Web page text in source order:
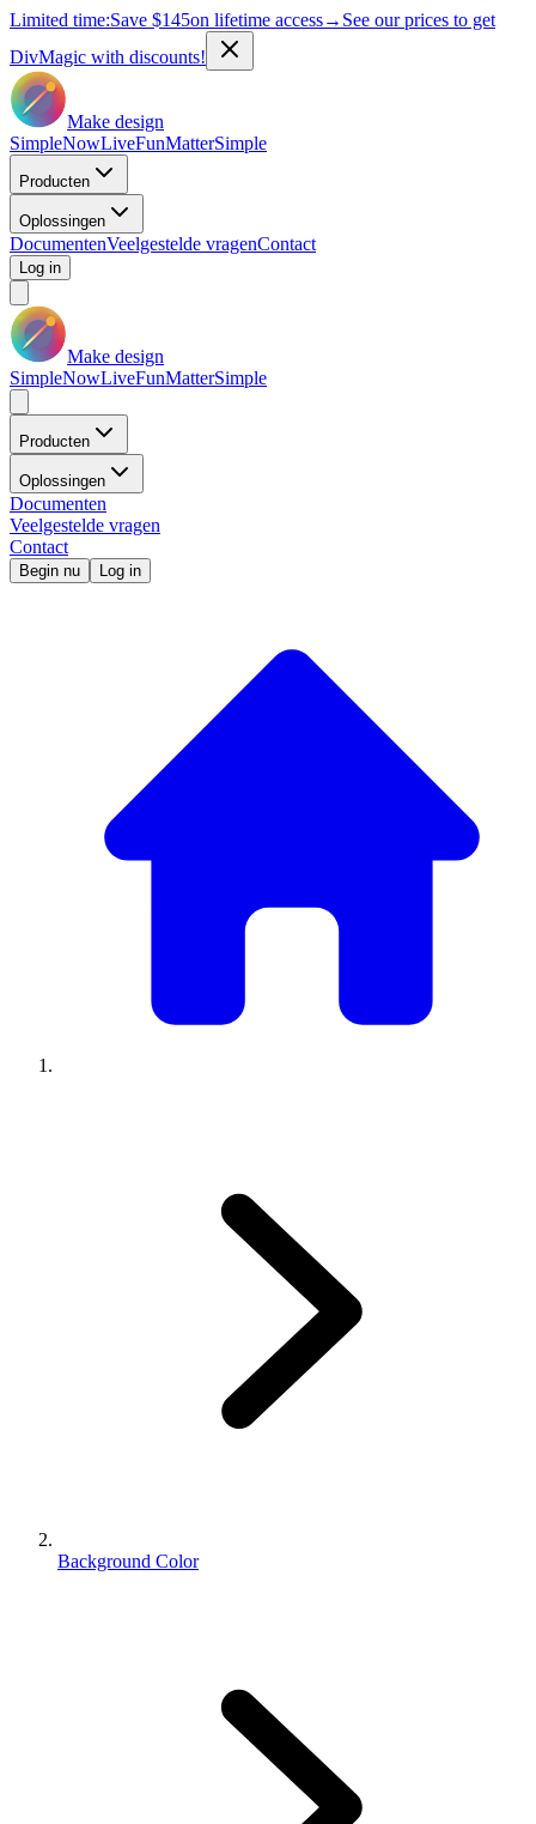
Limited time:Save $145on lifetime access→ See our prices to get
DivMagic with discounts!
Make design
SimpleNowLiveFunMatterSimple
Producten
Oplossingen
DocumentenVeelgestelde vragenContact
Log in
Make design
SimpleNowLiveFunMatterSimple
Producten
Oplossingen
Documenten
Veelgestelde vragen
Contact
Begin nu Log in
Background Color